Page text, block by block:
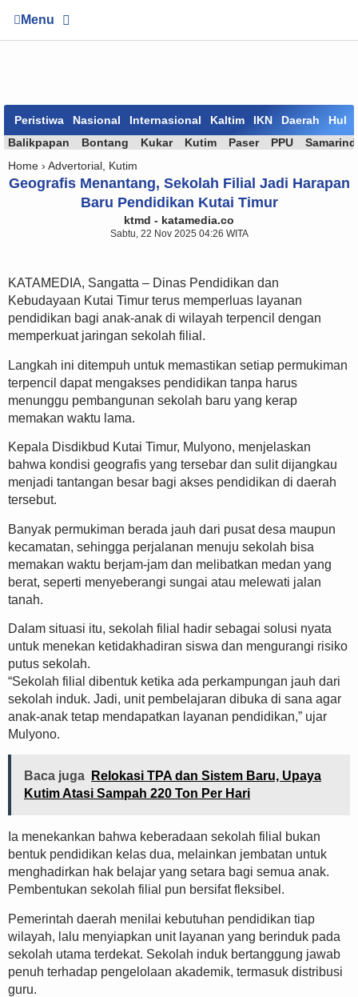
Menu
Peristiwa Nasional Internasional Kaltim IKN Daerah
Balikpapan
Bontang Kukar Kutim Paser PPU
Home › Advertorial Kutim
Geografis Menantang, Sekolah Filial Jadi Harapan
Baru Pendidikan Kutai Timur
ktmd - katamedia.co
Sabtu, 22 Nov 2025 04:26 WITA
KATAMEDIA, Sangatta – Dinas Pendidikan dan
Kebudayaan Kutai Timur terus memperluas layanan
pendidikan bagi anak-anak di wilayah terpencil dengan
memperkuat jaringan sekolah filial.
Langkah ini ditempuh untuk memastikan setiap permukiman
terpencil dapat mengakses pendidikan tanpa harus
menunggu pembangunan sekolah baru yang kerap
memakan waktu lama.
Kepala Disdikbud Kutai Timur, Mulyono, menjelaskan
bahwa kondisi geografis yang tersebar dan sulit dijangkau
menjadi tantangan besar bagi akses pendidikan di daerah
tersebut.
Banyak permukiman berada jauh dari pusat desa maupun
kecamatan, sehingga perjalanan menuju sekolah bisa
memakan waktu berjam-jam dan melibatkan medan yang
berat, seperti menyeberangi sungai atau melewati jalan
tanah.
Dalam situasi itu, sekolah filial hadir sebagai solusi nyata
untuk menekan ketidakhadiran siswa dan mengurangi risiko
putus sekolah.
“Sekolah filial dibentuk ketika ada perkampungan jauh dari
sekolah induk. Jadi, unit pembelajaran dibuka di sana agar
anak-anak tetap mendapatkan layanan pendidikan,” ujar
Mulyono.
Baca juga
Relokasi TPA dan Sistem Baru, Upaya
Kutim Atasi Sampah 220 Ton Per Hari
Ia menekankan bahwa keberadaan sekolah filial bukan
bentuk pendidikan kelas dua, melainkan jembatan untuk
menghadirkan hak belajar yang setara bagi semua anak.
Pembentukan sekolah filial pun bersifat fleksibel.
Pemerintah daerah menilai kebutuhan pendidikan tiap
wilayah, lalu menyiapkan unit layanan yang berinduk pada
sekolah utama terdekat. Sekolah induk bertanggung jawab
penuh terhadap pengelolaan akademik, termasuk distribusi
guru.